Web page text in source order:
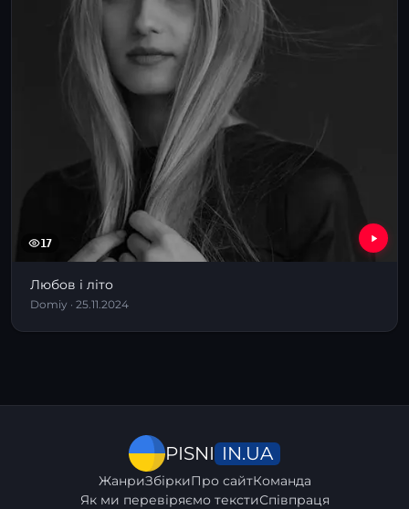
17
Любов і літо
Domiy · 25.11.2024
PISNI IN.UA
ЖанриЗбіркиПро сайтКоманда
Як ми перевіряємо текстиСпівпраця